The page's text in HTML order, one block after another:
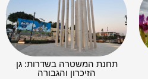
תחנת המשטרה בשדרות: גן
הזיכרון והגבורה